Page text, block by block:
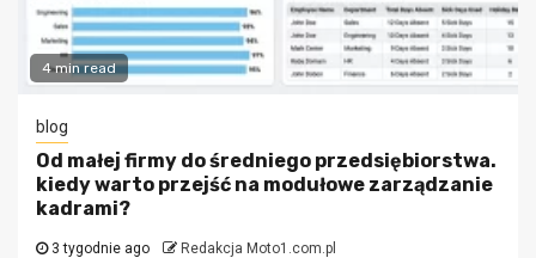
4 min read
blog
Od małej firmy do średniego przedsiębiorstwa.
kiedy warto przejść na modułowe zarządzanie
kadrami?
3 tygodnie ago Redakcja Moto1.com.pl